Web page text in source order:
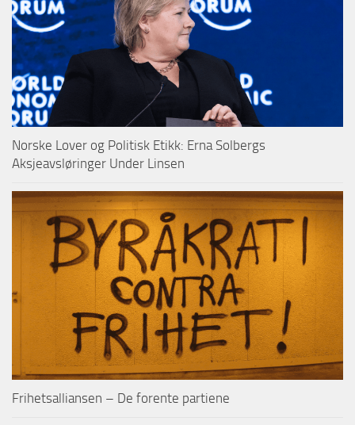
Norske Lover og Politisk Etikk: Erna Solbergs
Aksjeavsløringer Under Linsen
Frihetsalliansen – De forente partiene